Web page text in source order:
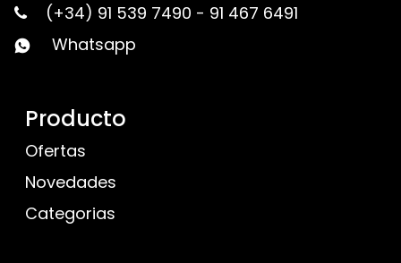
(+34) 91 539 7490 - 91 467 6491
Whatsapp
Producto
Ofertas
Novedades
Categorias